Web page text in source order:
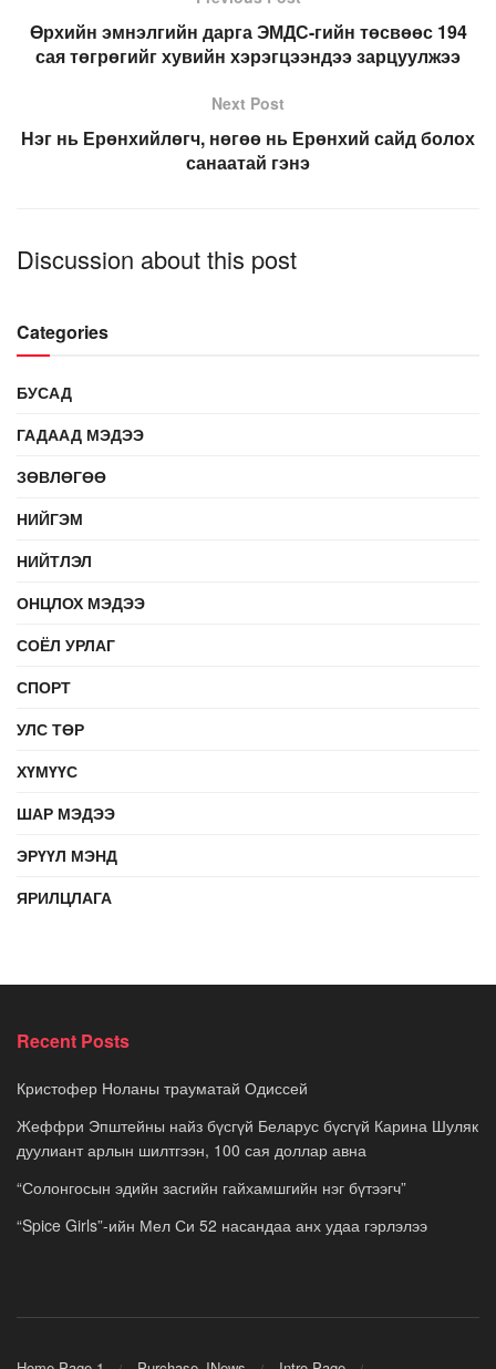
Өрхийн эмнэлгийн дарга ЭМДС-гийн төсвөөс 194
сая төгрөгийг хувийн хэрэгцээндээ зарцуулжээ
Next Post
Нэг нь Ерөнхийлөгч, нөгөө нь Ерөнхий сайд болох
санаатай гэнэ
Discussion about this post
Categories
БУСАД
ГАДААД МЭДЭЭ
ЗӨВЛӨГӨӨ
НИЙГЭМ
НИЙТЛЭЛ
ОНЦЛОХ МЭДЭЭ
СОЁЛ УРЛАГ
СПОРТ
УЛС ТӨР
ХҮМҮҮС
ШАР МЭДЭЭ
ЭРҮҮЛ МЭНД
ЯРИЛЦЛАГА
Recent Posts
Кристофер Ноланы трауматай Одиссей
Жеффри Эпштейны найз бүсгүй Беларус бүсгүй Карина Шуляк
дуулиант арлын шилтгээн, 100 сая доллар авна
“Солонгосын эдийн засгийн гайхамшгийн нэг бүтээгч”
“Spice Girls”-ийн Мел Си 52 насандаа анх удаа гэрлэлээ